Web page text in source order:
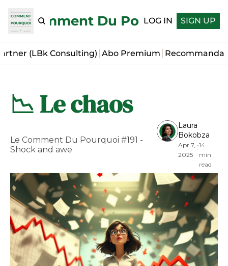
Le Comment Du Pourquoi
LOG IN SIGN UP
(LBk Consulting) Abo Premium
📉 Le chaos
Le Comment Du Pourquoi #191 -
Shock and awe
Laura
Bokobza
Apr 7,
2025
•14
min
read